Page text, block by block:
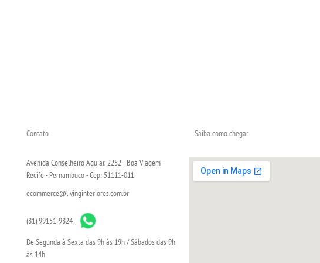
Contato
Avenida Conselheiro Aguiar, 2252 - Boa Viagem -
Recife - Pernambuco - Cep: 51111-011
ecommerce@livinginteriores.com.br
(81) 99151-9824
De Segunda à Sexta das 9h às 19h / Sábados das 9h
às 14h
Saiba como chegar